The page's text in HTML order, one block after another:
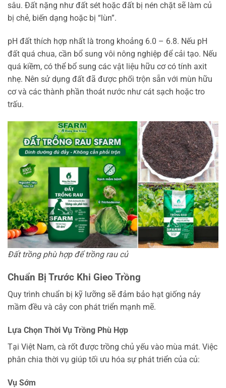
sâu. Đất nặng như đất sét hoặc đất bị nén chặt sẽ làm củ
bị chẻ, biến dạng hoặc bị “lùn”.
pH đất thích hợp nhất là trong khoảng 6.0 – 6.8. Nếu pH
đất quá chua, cần bổ sung vôi nông nghiệp để cải tạo. Nếu
quá kiềm, có thể bổ sung các vật liệu hữu cơ có tính axit
nhẹ. Nên sử dụng đất đã được phối trộn sẵn với mùn hữu
cơ và các thành phần thoát nước như cát sạch hoặc tro
trấu.
Đất trồng phù hợp để trồng rau củ
Chuẩn Bị Trước Khi Gieo Trồng
Quy trình chuẩn bị kỹ lưỡng sẽ đảm bảo hạt giống nảy
mầm đều và cây con phát triển mạnh mẽ.
Lựa Chọn Thời Vụ Trồng Phù Hợp
Tại Việt Nam, cà rốt được trồng chủ yếu vào mùa mát. Việc
phân chia thời vụ giúp tối ưu hóa sự phát triển của củ:
Vụ Sớm